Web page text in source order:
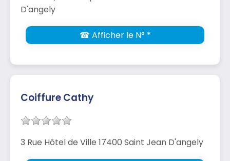
D'angely
☎ Afficher le N° *
Coiffure Cathy
3 Rue Hôtel de Ville 17400 Saint Jean D'angely